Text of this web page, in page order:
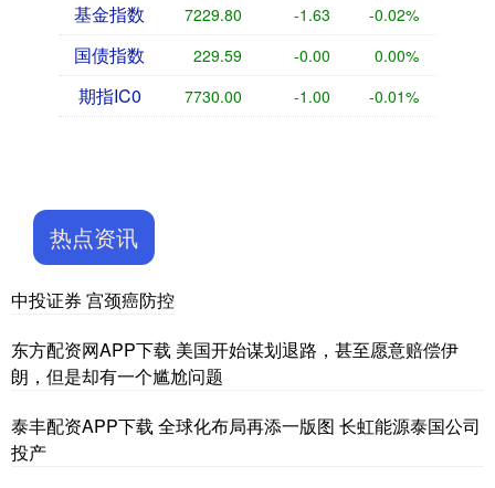
基金指数 7229.80 -1.63 -0.02%
国债指数 229.59 -0.00 0.00%
期指IC0 7730.00 -1.00 -0.01%
热点资讯
中投证券 宫颈癌防控
东方配资网APP下载 美国开始谋划退路，甚至愿意赔偿伊
朗，但是却有一个尴尬问题
泰丰配资APP下载 全球化布局再添一版图 长虹能源泰国公司
投产